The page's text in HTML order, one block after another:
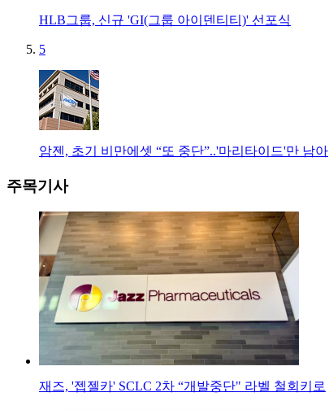
HLB그룹, 신규 'GI(그룹 아이덴티티)' 선포식
5
암젠, 초기 비만에셋 “또 중단”..'마리타이드'만 남아
주목기사
재즈, '젭젤카' SCLC 2차 “개발중단" 라벨 철회키로